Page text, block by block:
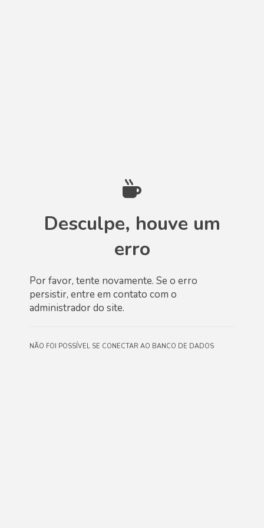
Desculpe, houve um
erro
Por favor, tente novamente. Se o erro
persistir, entre em contato com o
administrador do site.
Não foi possível se conectar ao banco de dados